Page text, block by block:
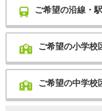
ご希望の沿線・
ご希望の小学校
ご希望の中学校